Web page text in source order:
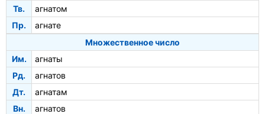
Тв.
агнатом
Пр.
агнате
Множественное число
Им.
агнаты
Рд.
агнатов
Дт.
агнатам
Вн.
агнатов